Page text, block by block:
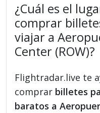
¿Cuál es el
comprar
viajar a
Center (ROW)?
Flightradar.live te
comprar billetes
baratos a